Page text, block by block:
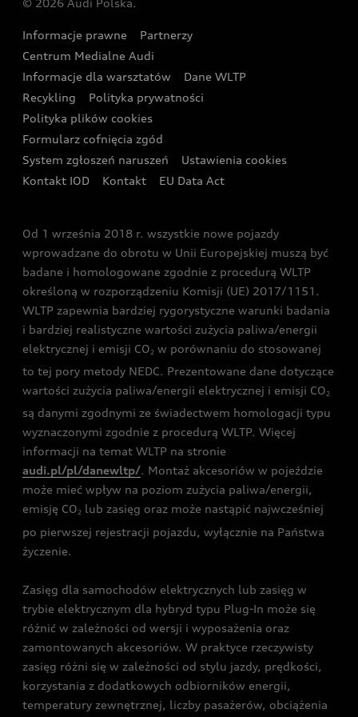
Wyszukaj najbliższego Partnera Audi
Oferta dla przedsiębiorców
Oferta dla klientów prywatnych
Kalkulator rat
Ubezpieczenie
Audi exclusive
Zasięg
Gwarancja
Akcje serwisowe Audi
Katalog online akcesoriów
Audi i Muzeum Sztuki Nowoczesnej w Warszawie
Audi driving experience
Audi quattro Cup
Audi i Puchar Świata w Skokach Narciarskich w
Zakopanem
© 2026 Audi Polska.
Informacje prawne
Partnerzy
Centrum Medialne Audi
Informacje dla warsztatów
Dane WLTP
Recykling
Polityka prywatności
Polityka plików cookies
Formularz cofnięcia zgód
System zgłoszeń naruszeń
Ustawienia cookies
Kontakt IOD
Kontakt EU Data Act
Od 1 września 2018 r. wszystkie nowe pojazdy
wprowadzane do obrotu w Unii Europejskiej muszą być
badane i homologowane zgodnie z procedurą WLTP
określoną w rozporządzeniu Komisji (UE) 2017/1151.
WLTP zapewnia bardziej rygorystyczne warunki badania
i bardziej realistyczne wartości zużycia paliwa/energii
elektrycznej i emisji CO2 w porównaniu do stosowanej
to tej pory metody NEDC. Prezentowane dane dotyczące
wartości zużycia paliwa/energii elektrycznej i emisji CO2
są danymi zgodnymi ze świadectwem homologacji typu
wyznaczonymi zgodnie z procedurą WLTP. Więcej
informacji na temat WLTP na stronie
audi.pl/pl/danewltp/. Montaż akcesoriów w pojeździe
może mieć wpływ na poziom zużycia paliwa/energii,
emisję CO2 lub zasięg oraz może nastąpić najwcześniej
po pierwszej rejestracji pojazdu, wyłącznie na Państwa
życzenie.
Zasięg dla samochodów elektrycznych lub zasięg w
trybie elektrycznym dla hybryd typu Plug-In może się
różnić w zależności od wersji i wyposażenia oraz
zamontowanych akcesoriów. W praktyce rzeczywisty
zasięg różni się w zależności od stylu jazdy, prędkości,
korzystania z dodatkowych odbiorników energii,
temperatury zewnętrznej, liczby pasażerów, obciążenia